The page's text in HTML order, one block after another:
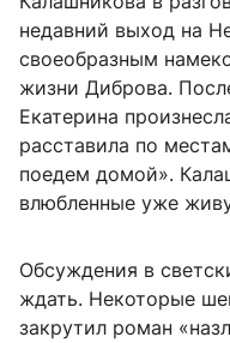
недавний выход на
своеобразным
жизни Диброва.
Екатерина
расставила по
поедем домой».
влюбленные уже
Обсуждения в
ждать. Некоторые
закрутил роман